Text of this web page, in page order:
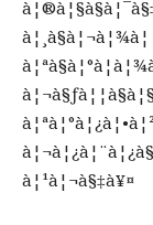
à¦¹à¦¬à§‡à¥¤